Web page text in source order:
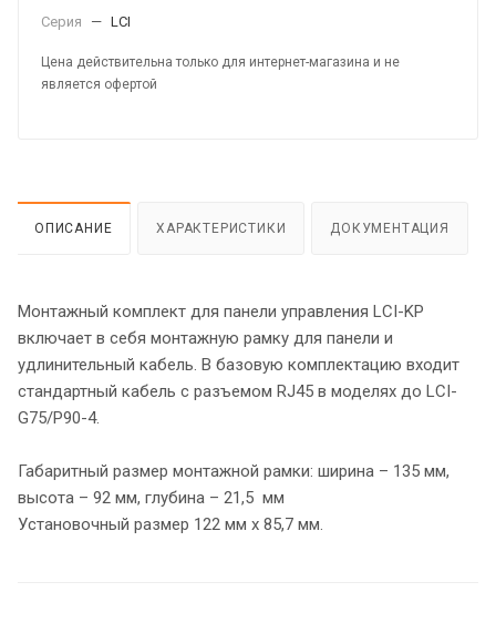
Серия — LCI
Цена действительна только для интернет-магазина и не
является офертой
ОПИСАНИЕ ХАРАКТЕРИСТИКИ ДОКУМЕНТАЦИЯ
Монтажный комплект для панели управления LCI-KP
включает в себя монтажную рамку для панели и
удлинительный кабель. В базовую комплектацию входит
стандартный кабель с разъемом RJ45 в моделях до LCI-
G75/P90-4.
Габаритный размер монтажной рамки: ширина – 135 мм,
высота – 92 мм, глубина – 21,5 мм
Установочный размер 122 мм х 85,7 мм.